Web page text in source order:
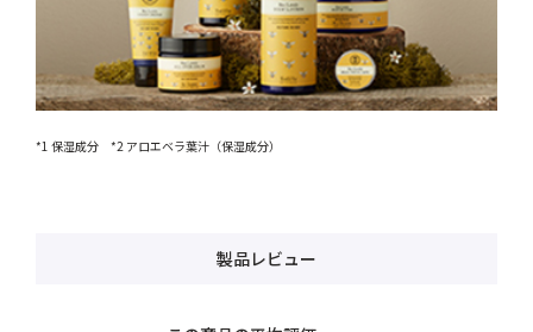
*1 保湿成分 *2 アロエベラ葉汁（保湿成分）
製品レビュー